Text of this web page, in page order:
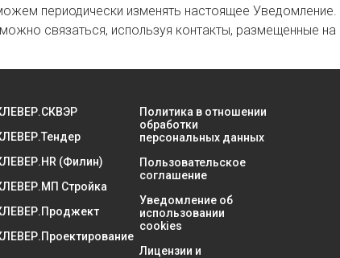
периодически изменять настоящее Уведомление.
связаться, используя контакты, размещенные на
(Филин)
Стройка
Политика в отношении
обработки
персональных данных
Пользовательское
соглашение
Уведомление об
использовании
cookies
Лицензии и